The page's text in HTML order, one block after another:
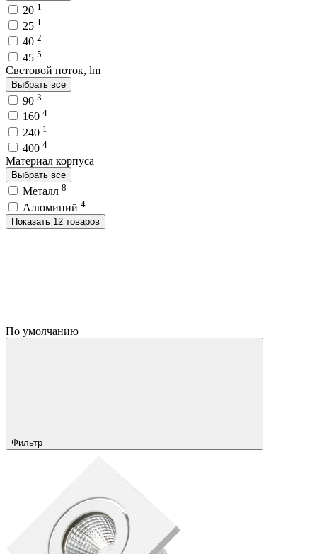
20 1
25 1
40 2
45 5
Световой поток, lm
Выбрать все
90 3
160 4
240 1
400 4
Материал корпуса
Выбрать все
Металл 8
Алюминий 4
Показать 12 товаров
По умолчанию
Фильтр